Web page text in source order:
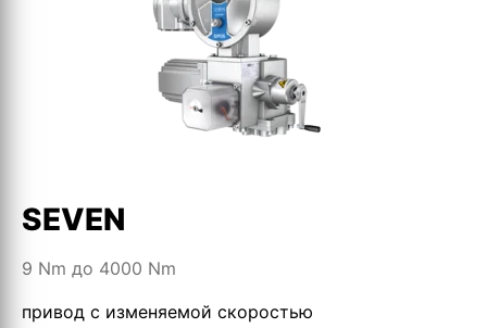
SEVEN
9 Nm до 4000 Nm
привод с изменяемой скоростью